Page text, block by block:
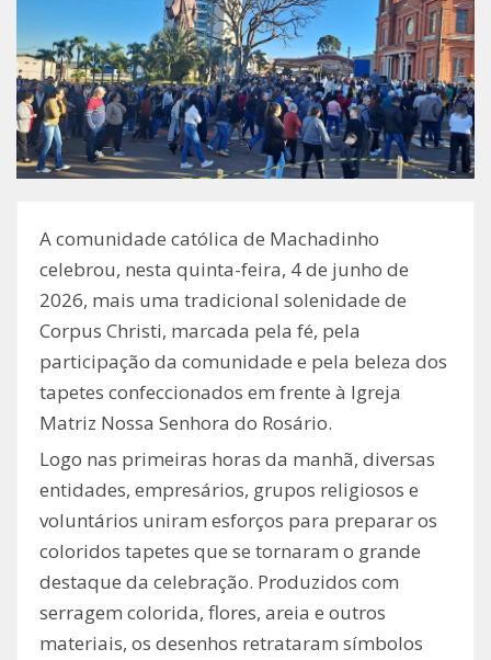
A comunidade católica de Machadinho
celebrou, nesta quinta-feira, 4 de junho de
2026, mais uma tradicional solenidade de
Corpus Christi, marcada pela fé, pela
participação da comunidade e pela beleza dos
tapetes confeccionados em frente à Igreja
Matriz Nossa Senhora do Rosário.
Logo nas primeiras horas da manhã, diversas
entidades, empresários, grupos religiosos e
voluntários uniram esforços para preparar os
coloridos tapetes que se tornaram o grande
destaque da celebração. Produzidos com
serragem colorida, flores, areia e outros
materiais, os desenhos retrataram símbolos